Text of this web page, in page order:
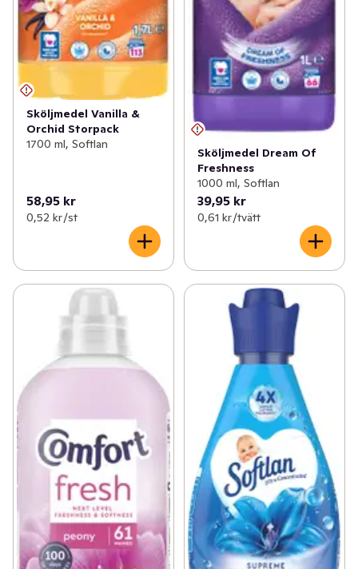
Sköljmedel Vanilla &
Orchid Storpack
1700 ml, Softlan
58,95 kr
0,52 kr /st
Sköljmedel Dream Of
Freshness
1000 ml, Softlan
39,95 kr
0,61 kr /tvätt